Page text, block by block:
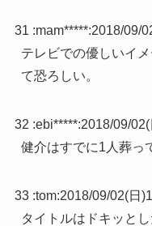
31 :mam*****:2018/09/
テレビでの優しいイ
て恐ろしい。
32 :ebi*****:2018/09/
健介はすでに1人葬っ
33 :tom:2018/09/02(日
タイトルはドキッと